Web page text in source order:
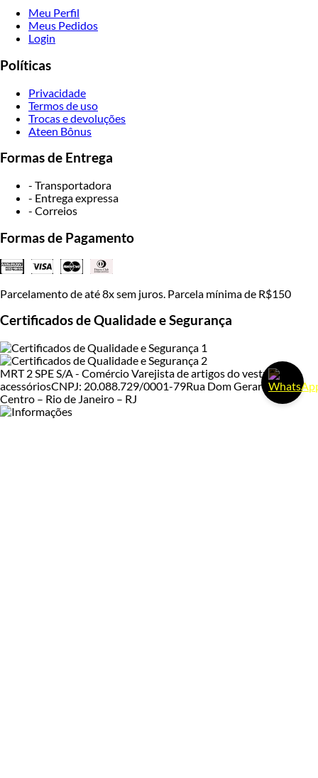
Meu Perfil
Meus Pedidos
Login
Políticas
Privacidade
Termos de uso
Trocas e devoluções
Ateen Bônus
Formas de Entrega
- Transportadora
- Entrega expressa
- Correios
Formas de Pagamento
Parcelamento de até 8x sem juros. Parcela mínima de R$150
Certificados de Qualidade e Segurança
MRT 2 SPE S/A - Comércio Varejista de artigos do vestuário e
acessóriosCNPJ: 20.088.729/0001-79Rua Dom Gerardo, 35 –
Centro – Rio de Janeiro – RJ